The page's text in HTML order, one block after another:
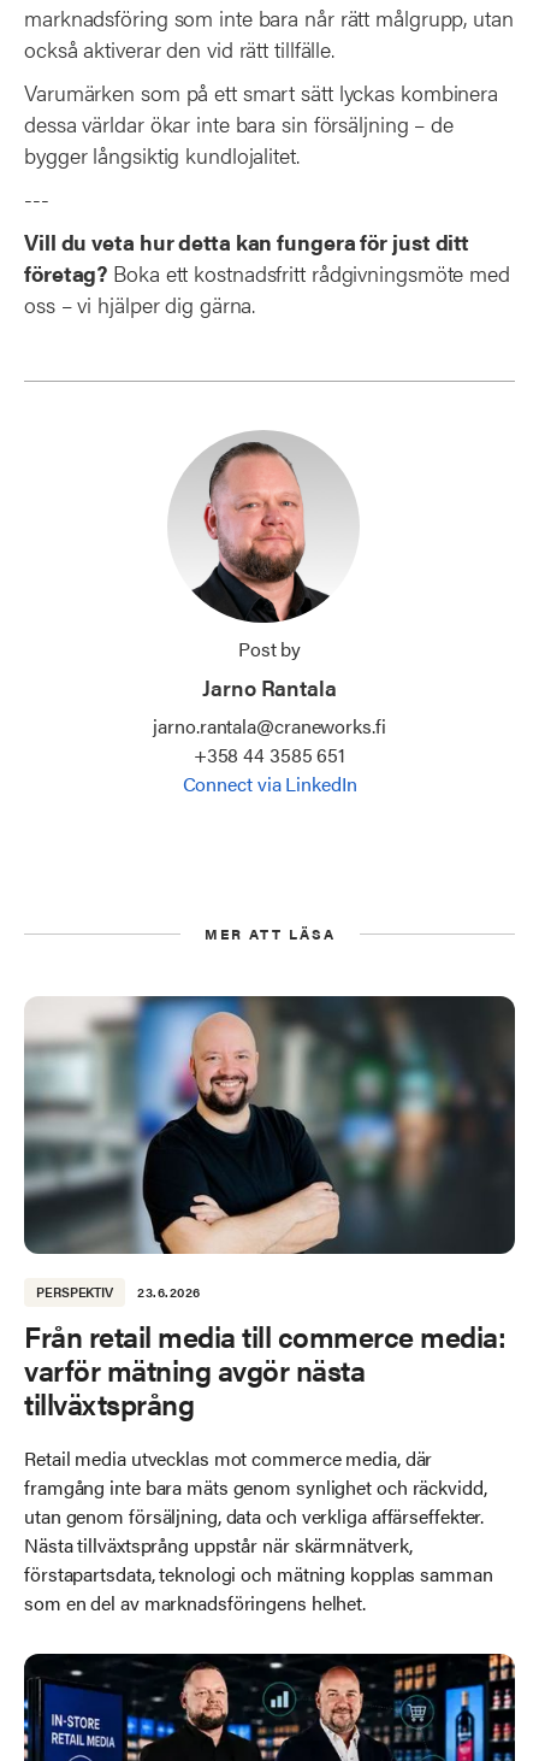
marknadsföring som inte bara når rätt målgrupp, utan
också aktiverar den vid rätt tillfälle.
Varumärken som på ett smart sätt lyckas kombinera
dessa världar ökar inte bara sin försäljning – de
bygger långsiktig kundlojalitet.
---
Vill du veta hur detta kan fungera för just ditt
företag? Boka ett kostnadsfritt rådgivningsmöte med
oss – vi hjälper dig gärna.
Post by
Jarno Rantala
jarno.rantala@craneworks.fi
+358 44 3585 651
Connect via LinkedIn
MER ATT LÄSA
PERSPEKTIV 23.6.2026
Från retail media till commerce media:
varför mätning avgör nästa
tillväxtsprång
Retail media utvecklas mot commerce media, där
framgång inte bara mäts genom synlighet och räckvidd,
utan genom försäljning, data och verkliga affärseffekter.
Nästa tillväxtsprång uppstår när skärmnätverk,
förstapartsdata, teknologi och mätning kopplas samman
som en del av marknadsföringens helhet.